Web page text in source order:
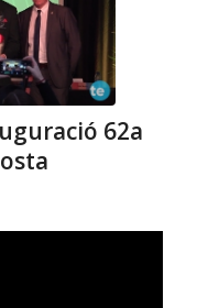
62a